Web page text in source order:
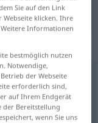
antippen)
Sie auf den Link
Webseite klicken. Ihre
Informationen
bestmöglich nutzen
Notwendige,
der Webseite
erforderlich sind,
auf Ihrem Endgerät
der Bereitstellung
wenn Sie uns